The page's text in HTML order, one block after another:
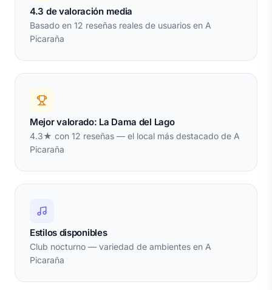
4.3 de valoración media
Basado en 12 reseñas reales de usuarios en A
Picaraña
Mejor valorado: La Dama del Lago
4.3★ con 12 reseñas — el local más destacado de A
Picaraña
Estilos disponibles
Club nocturno — variedad de ambientes en A
Picaraña